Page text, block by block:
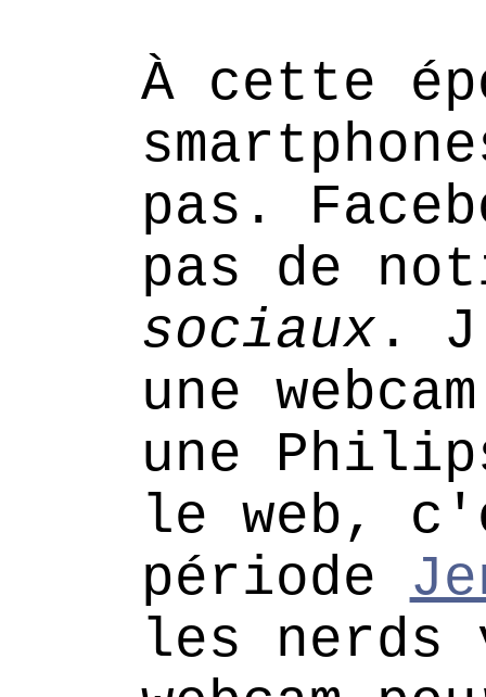
À cette
pas.
pas de
sociaux .
une
une
le web,
période
les nerds